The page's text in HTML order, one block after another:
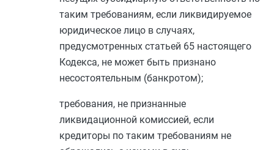
таким требованиям, если ликвидируемое
юридическое лицо в случаях,
предусмотренных статьей 65 настоящего
Кодекса, не может быть признано
несостоятельным (банкротом);
требования, не признанные
ликвидационной комиссией, если
кредиторы по таким требованиям не